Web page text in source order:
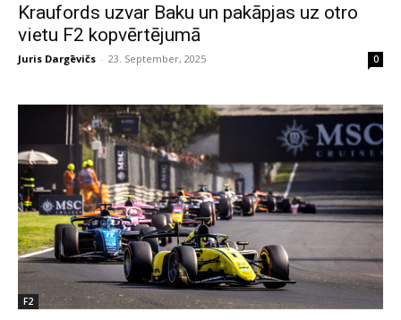
Kraufords uzvar Baku un pakāpjas uz otro
vietu F2 kopvērtējumā
Juris Dargēvičs - 23. September, 2025 0
F2